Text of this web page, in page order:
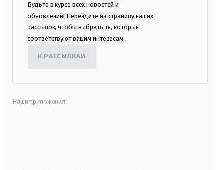
Будьте в курсе всех новостей и
обновлений! Перейдите на страницу наших
рассылок, чтобы выбрать те, которые
соответствуют вашим интересам.
К РАССЫЛКАМ
Наши приложения: